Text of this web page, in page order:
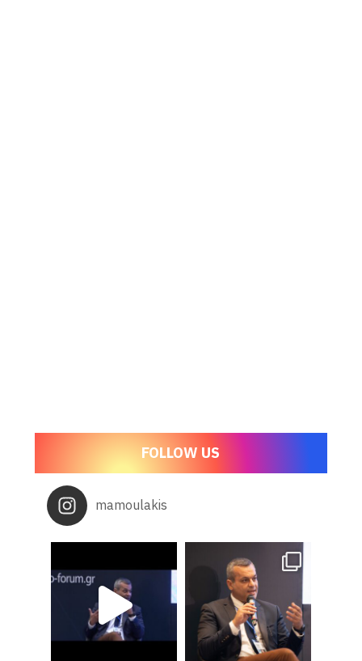
mamoulakis
FOLLOW US